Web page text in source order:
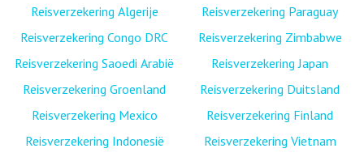
Reisverzekering Algerije
Reisverzekering Congo DRC
Reisverzekering Saoedi Arabië
Reisverzekering Groenland
Reisverzekering Mexico
Reisverzekering Indonesië
Reisverzekering Paraguay
Reisverzekering Zimbabwe
Reisverzekering Japan
Reisverzekering Duitsland
Reisverzekering Finland
Reisverzekering Vietnam